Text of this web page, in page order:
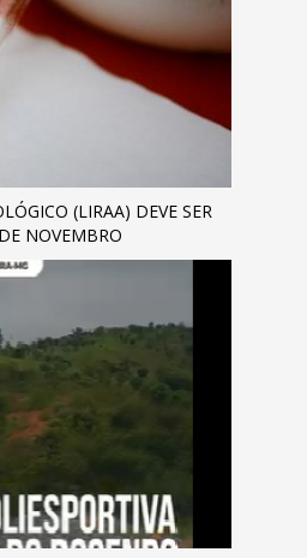
(LIRAA) DEVE SER
NOVEMBRO